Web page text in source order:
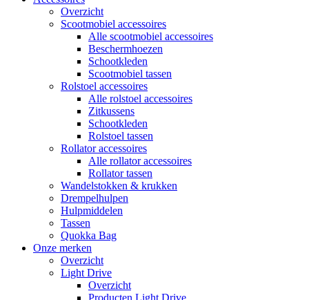
Overzicht
Scootmobiel accessoires
Alle scootmobiel accessoires
Beschermhoezen
Schootkleden
Scootmobiel tassen
Rolstoel accessoires
Alle rolstoel accessoires
Zitkussens
Schootkleden
Rolstoel tassen
Rollator accessoires
Alle rollator accessoires
Rollator tassen
Wandelstokken & krukken
Drempelhulpen
Hulpmiddelen
Tassen
Quokka Bag
Onze merken
Overzicht
Light Drive
Overzicht
Producten Light Drive